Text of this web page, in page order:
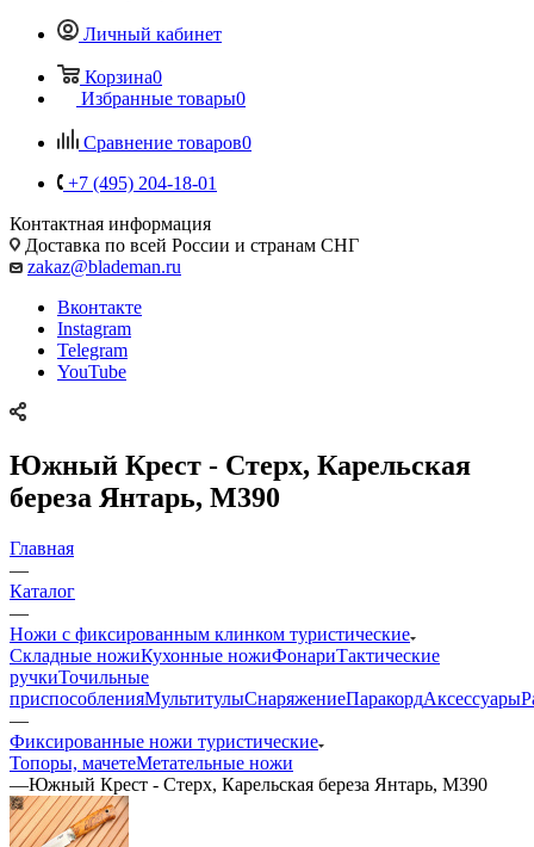
Личный кабинет
Корзина0
Избранные товары0
Сравнение товаров0
+7 (495) 204-18-01
Контактная информация
Доставка по всей России и странам СНГ
zakaz@blademan.ru
Вконтакте
Instagram
Telegram
YouTube
Южный Крест - Стерх, Карельская
береза Янтарь, M390
Главная
—
Каталог
—
Ножи с фиксированным клинком туристические
Складные ножиКухонные ножиФонариТактические
ручкиТочильные
приспособленияМультитулыСнаряжениеПаракордАксессуары
—
Фиксированные ножи туристические
Топоры, мачетеМетательные ножи
—Южный Крест - Стерх, Карельская береза Янтарь, M390